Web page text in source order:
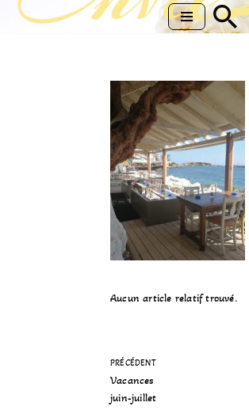
Aucun article relatif trouvé.
PRÉCÉDENT
Vacances
juin-juillet